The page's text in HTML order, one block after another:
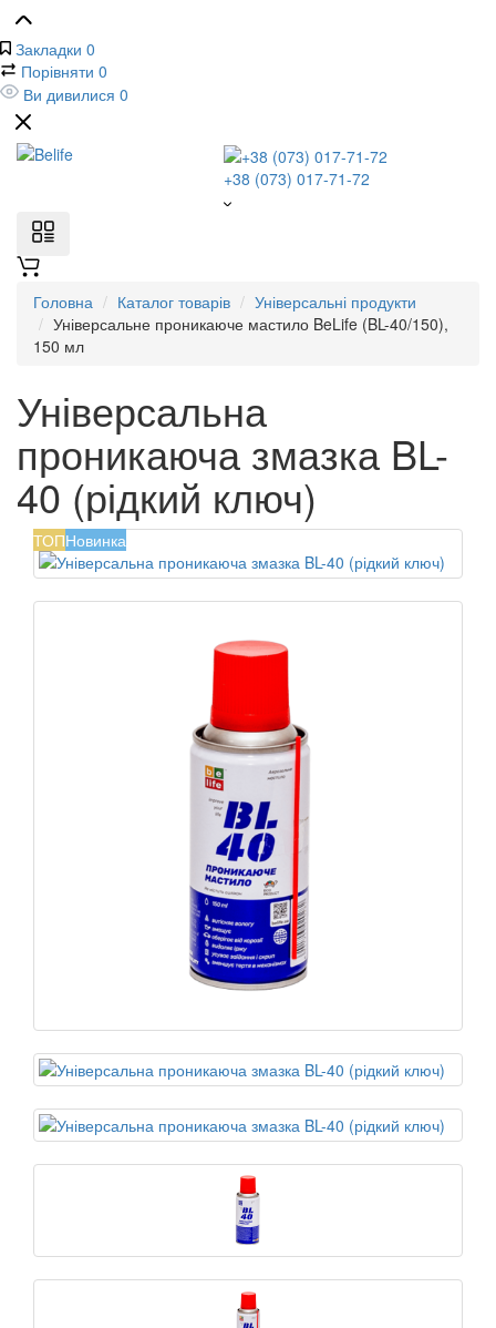
Закладки 0
Порівняти 0
Ви дивилися 0
+38 (073) 017-71-72
Головна Каталог товарів
Універсальні продукти
Універсальне проникаюче мастило BeLife (BL-40/150),
150 мл
Універсальна
проникаюча змазка BL-
40 (рідкий ключ)
ТОПНовинка